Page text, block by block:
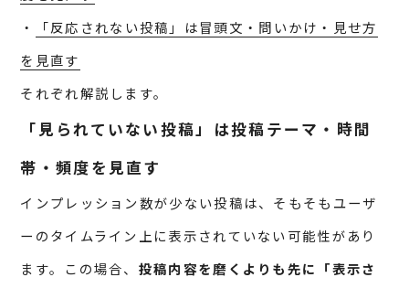
・
「反応されない投稿」は冒頭文・問いかけ・見せ方
を見直す
それぞれ解説します。
「見られていない投稿」は投稿テーマ・時間
帯・頻度を見直す
インプレッション数が少ない投稿は、そもそもユーザ
ーのタイムライン上に表示されていない可能性があり
ます。この場合、 投稿内容を磨くよりも先に「表示さ